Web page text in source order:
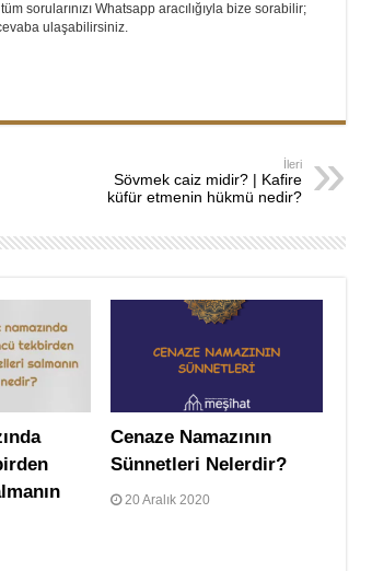
sorularınızı Whatsapp aracılığıyla bize sorabilir;
ulaşabilirsiniz.
İleri
Sövmek caiz midir? | Kafire
küfür etmenin hükmü nedir?
Cenaze Namazının
Sünnetleri Nelerdir?
20 Aralık 2020